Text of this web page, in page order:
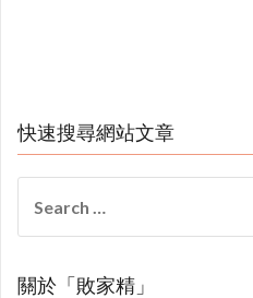
快速搜尋網站文章
for:
關於「敗家精」